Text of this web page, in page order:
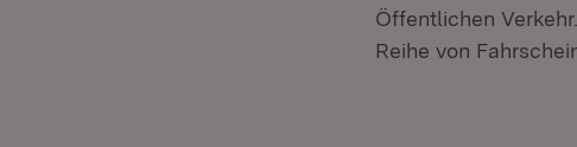
Öffentlichen
Reihe von